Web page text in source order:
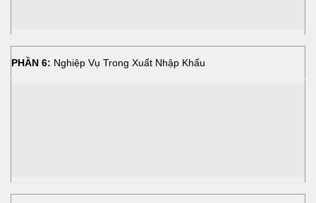
PHẦN 6: Nghiệp Vụ Trong Xuất Nhập Khẩu